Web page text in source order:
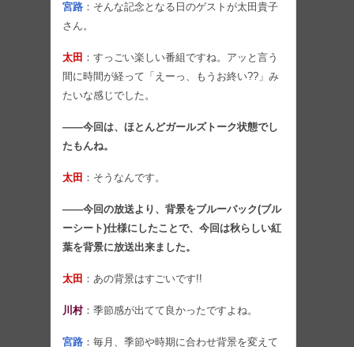
宮路 ：そんな記念となる日のゲストが太田貴子
さん。
太田 ：すっごい楽しい番組ですね。アッと言う
間に時間が経って「えーっ、もうお終い??」み
たいな感じでした。
――今回は、ほとんどガールズトーク状態でし
たもんね。
太田 ：そうなんです。
――今回の放送より、背景をブルーバック(ブル
ーシート)仕様にしたことで、今回は秋らしい紅
葉を背景に放送出来ました。
太田 ：あの背景はすごいです!!
川村：季節感が出てて良かったですよね。
宮路 ：毎月、季節や時期に合わせ背景を変えて